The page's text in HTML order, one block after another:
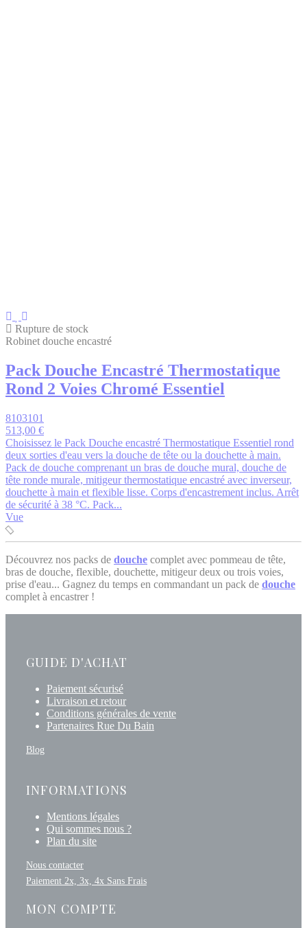
Rupture de stock
Robinet douche encastré
Pack Douche Encastré Thermostatique
Rond 2 Voies Chromé Essentiel
8103101
513,00 €
Choisissez le Pack Douche encastré Thermostatique Essentiel rond
deux sorties d'eau vers la douche de tête ou la douchette à main.
Pack de douche comprenant un bras de douche mural, douche de
tête ronde murale, mitigeur thermostatique encastré avec inverseur,
douchette à main et flexible lisse. Corps d'encastrement inclus. Arrêt
de sécurité à 38 °C. Pack...
Vue
Découvrez nos packs de douche complet avec pommeau de tête,
bras de douche, flexible, douchette, mitigeur deux ou trois voies,
prise d'eau... Gagnez du temps en commandant un pack de douche
complet à encastrer !
GUIDE D'ACHAT
Paiement sécurisé
Livraison et retour
Conditions générales de vente
Partenaires Rue Du Bain
Blog
INFORMATIONS
Mentions légales
Qui sommes nous ?
Plan du site
Nous contacter
Paiement 2x, 3x, 4x Sans Frais
MON COMPTE